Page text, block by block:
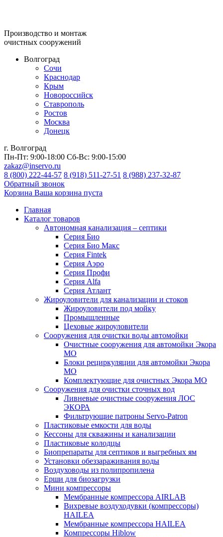
Производство и монтаж
очистных сооружений
Волгоград
Сочи
Краснодар
Крым
Новороссийск
Ставрополь
Ростов
Москва
Донецк
г. Волгоград
Пн-Пт: 9:00-18:00 Сб-Вс: 9:00-15:00
zakaz@inservo.ru
8 (800) 222-44-57 8 (918) 511-27-51 8 (988) 237-32-87
Обратный звонок
Корзина Ваша корзина пуста
Главная
Каталог товаров
Автономная канализация – септики
Серия Био
Серия Био Макс
Серия Fintek
Серия Аэро
Серия Профи
Серия Alfa
Серия Атлант
Жироуловители для канализации и стоков
Жироуловители под мойку
Промышленные
Цеховые жироуловители
Сооружения для очистки воды автомойки
Очистные сооружения для автомойки Экора
МО
Блоки рециркуляции для автомойки Экора
МО
Комплектующие для очистных Экора МО
Сооружения для очистки сточных вод
Ливневые очистные сооружения ЛОС
ЭКОРА
Фильтрующие патроны Servo-Patron
Пластиковые емкости для воды
Кессоны для скважины и канализации
Пластиковые колодцы
Биопрепараты для септиков и выгребных ям
Установки обеззараживания воды
Воздуховоды из полипропилена
Ерши для биозагрузки
Мини компрессоры
Мембранные компрессора AIRLAB
Вихревые воздуходувки (компрессоры)
HAILEA
Мембранные компрессора HAILEA
Компрессоры Hiblow